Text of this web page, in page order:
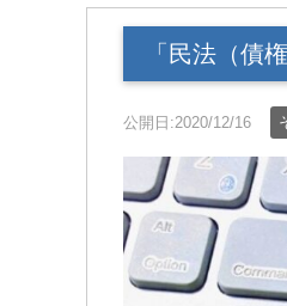
「民法（債
公開日:2020/12/16